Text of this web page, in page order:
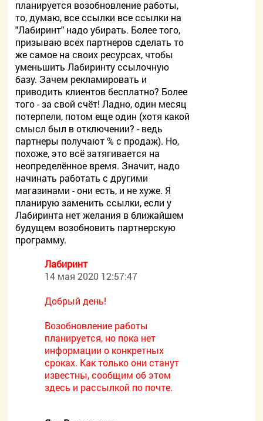
планируется возобновление работы,
то, думаю, все ссылки все ссылки на
"Лабиринт" надо убирать. Более того,
призываю всех партнеров сделать то
же самое на своих ресурсах, чтобы
уменьшить Лабиринту ссылочную
базу. Зачем рекламировать и
приводить клиентов бесплатно? Более
того - за свой счёт! Ладно, один месяц
потерпели, потом еще один (хотя какой
смысл был в отключении? - ведь
партнеры получают % с продаж). Но,
похоже, это всё затягивается на
неопределённое время. Значит, надо
начинать работать с другими
магазинами - они есть, и не хуже. Я
планирую заменить ссылки, если у
Лабиринта нет желания в ближайшем
будущем возобновить партнерскую
программу.
Лабиринт
14 мая 2020 12:57:47
Добрый день!
Возобновление работы
планируется, но пока нет
информации о конкретных
сроках. Как только они станут
известны, сообщим об этом
здесь и рассылкой по почте.